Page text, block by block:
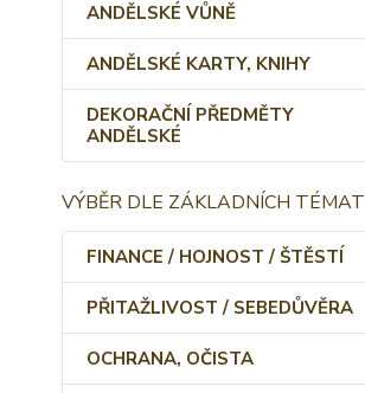
ANDĚLSKÉ VŮNĚ
ANDĚLSKÉ KARTY, KNIHY
DEKORAČNÍ PŘEDMĚTY
ANDĚLSKÉ
VÝBĚR DLE ZÁKLADNÍCH TÉMAT
FINANCE / HOJNOST / ŠTĚSTÍ
PŘITAŽLIVOST / SEBEDŮVĚRA
OCHRANA, OČISTA